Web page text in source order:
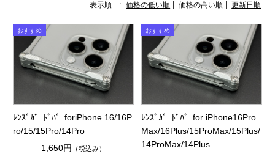
表示順 : 価格の低い順 価格の高い順 更新日順
ﾚﾝｽﾞｶﾞｰﾄﾞﾊﾞｰforiPhone 16/16P
ro/15/15Pro/14Pro
1,650円
（税込み）
ﾚﾝｽﾞｶﾞｰﾄﾞﾊﾞｰfor iPhone16Pro
Max/16Plus/15ProMax/15Plus/
14ProMax/14Plus